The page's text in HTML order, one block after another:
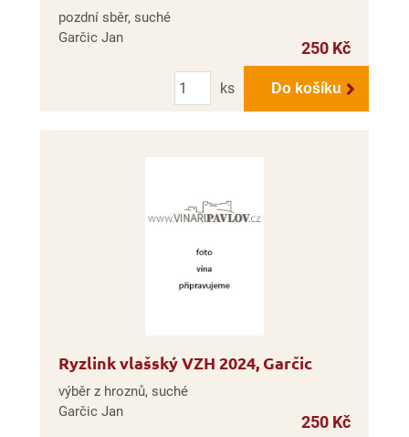
pozdní sběr, suché
Garčic Jan
250 Kč
Počet
ks
Do košíku
Ryzlink vlašský VZH 2024, Garčic
výběr z hroznů, suché
Garčic Jan
250 Kč